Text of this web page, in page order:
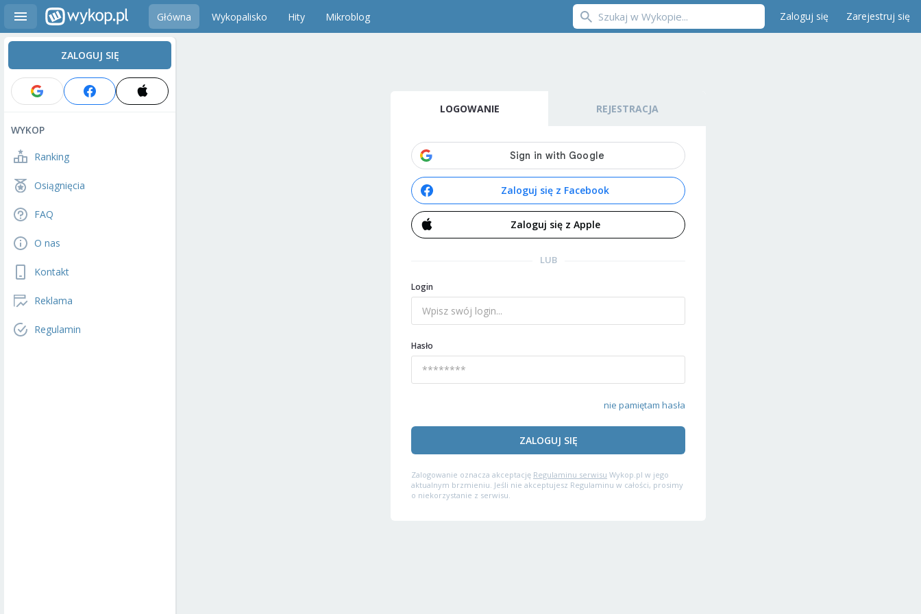
Główna Wykopalisko Hity Mikroblog Zaloguj się Zarejestruj się
ZALOGUJ SIĘ
WYKOP
Ranking
Osiągnięcia
FAQ
O nas
Kontakt
Reklama
Regulamin
LOGOWANIE REJESTRACJA
Zaloguj się z Facebook
Zaloguj się z Apple
LUB
Login
Hasło
nie pamiętam hasła
ZALOGUJ SIĘ
Zalogowanie oznacza akceptację Regulaminu serwisu Wykop.pl w jego
aktualnym brzmieniu. Jeśli nie akceptujesz Regulaminu w całości, prosimy
o niekorzystanie z serwisu.